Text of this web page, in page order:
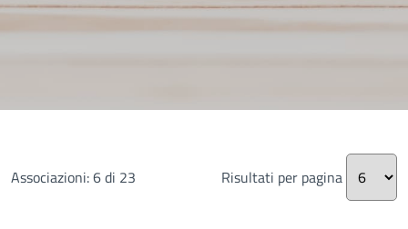
Associazioni: 6 di 23 Risultati per pagina